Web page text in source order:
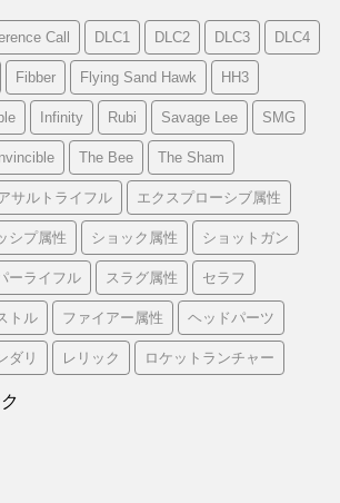
Call DLC1 DLC2 DLC3 DLC4
Fibber Flying Sand Hawk HH3
Infinity Rubi Savage Lee SMG
The Bee The Sham
サルトライフル エクスプローシブ属性
シプ属性 ショック属性 ショットガン
ーライフル スラグ属性 セラフ
トル ファイアー属性 ヘッドパーツ
ダリ レリック ロケットランチャー